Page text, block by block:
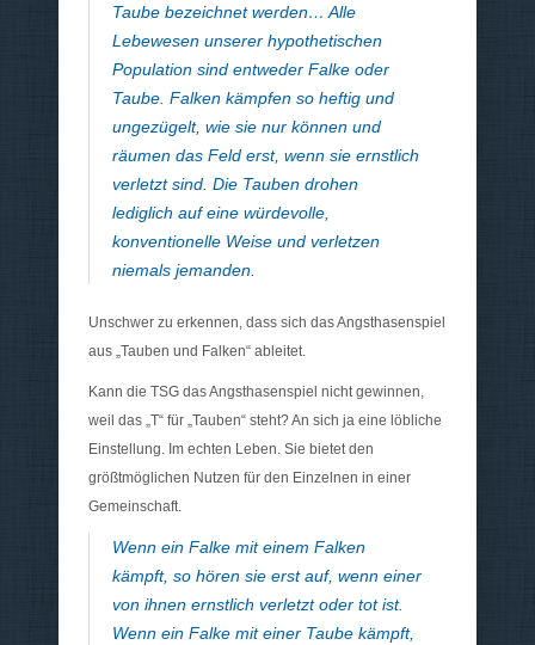
Taube bezeichnet werden… Alle
Lebewesen unserer hypothetischen
Population sind entweder Falke oder
Taube. Falken kämpfen so heftig und
ungezügelt, wie sie nur können und
räumen das Feld erst, wenn sie ernstlich
verletzt sind. Die Tauben drohen
lediglich auf eine würdevolle,
konventionelle Weise und verletzen
niemals jemanden.
Unschwer zu erkennen, dass sich das Angsthasenspiel
aus „Tauben und Falken“ ableitet.
Kann die TSG das Angsthasenspiel nicht gewinnen,
weil das „T“ für „Tauben“ steht? An sich ja eine löbliche
Einstellung. Im echten Leben. Sie bietet den
größtmöglichen Nutzen für den Einzelnen in einer
Gemeinschaft.
Wenn ein Falke mit einem Falken
kämpft, so hören sie erst auf, wenn einer
von ihnen ernstlich verletzt oder tot ist.
Wenn ein Falke mit einer Taube kämpft,